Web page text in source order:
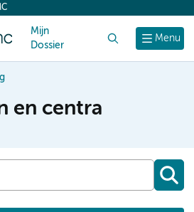
Menu
Mijn
Dossier
en centra